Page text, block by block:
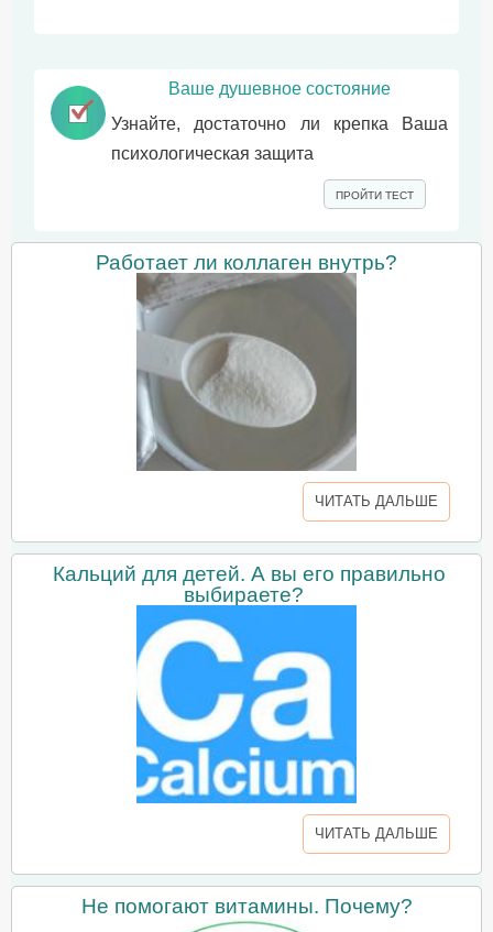
Ваше душевное состояние
Узнайте, достаточно ли крепка Ваша
психологическая защита
ПРОЙТИ ТЕСТ
Работает ли коллаген внутрь?
ЧИТАТЬ ДАЛЬШЕ
Кальций для детей. А вы его правильно
выбираете?
ЧИТАТЬ ДАЛЬШЕ
Не помогают витамины. Почему?